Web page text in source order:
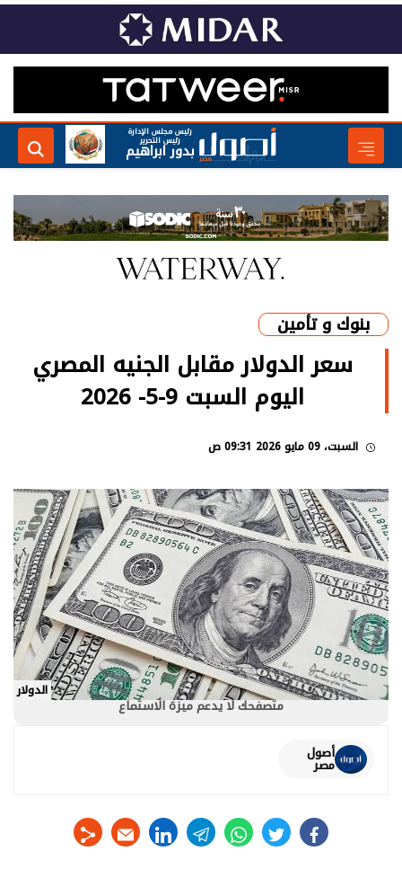
رئيس مجلس الإدارة
رئيس التحرير
بدور ابراهيم
بنوك و تأمين
سعر الدولار مقابل الجنيه المصري
اليوم السبت 9-5- 2026
السبت، 09 مايو 2026 09:31 ص
الدولار
متصفحك لا يدعم ميزة الاستماع
أصول
مصر
facebook
twitter
whats
telegram
linkedin